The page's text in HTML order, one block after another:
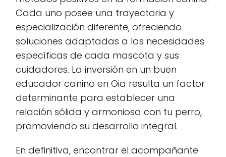
Cada uno posee una trayectoria y
especialización diferente, ofreciendo
soluciones adaptadas a las necesidades
específicas de cada mascota y sus
cuidadores. La inversión en un buen
educador canino en Oia resulta un factor
determinante para establecer una
relación sólida y armoniosa con tu perro,
promoviendo su desarrollo integral.
En definitiva, encontrar el acompañante